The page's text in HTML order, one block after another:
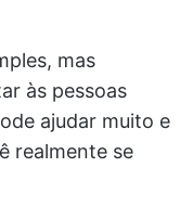
mas
às pessoas
ajudar muito e
realmente se